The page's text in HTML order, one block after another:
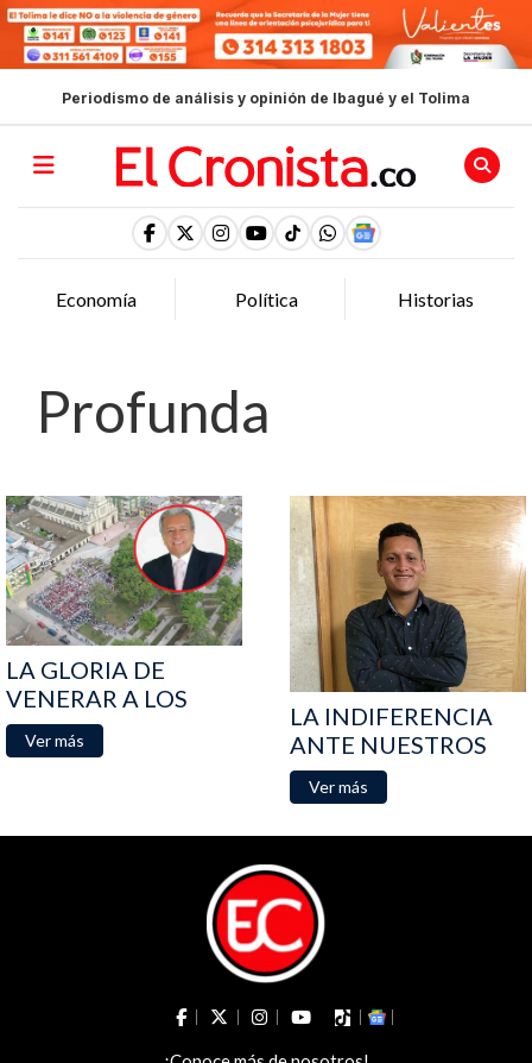
Periodismo de análisis y opinión de Ibagué y el Tolima
Economía Política Historias
Profunda
LA GLORIA DE
VENERAR A LOS
MUERTOS, HA S...
Ver más
LA INDIFERENCIA
ANTE NUESTROS
MALES
Ver más